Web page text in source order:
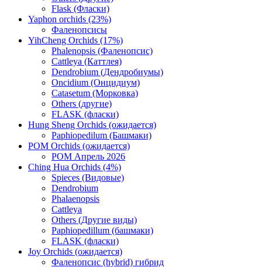
Flask (Фласки)
Yaphon orchids (23%)
Фаленопсисы
YihCheng Orchids (17%)
Phalenopsis (Фаленопсис)
Cattleya (Каттлея)
Dendrobium (Дендробиумы)
Oncidium (Онцидиум)
Catasetum (Морковка)
Others (другие)
FLASK (фласки)
Hung Sheng Orchids (ожидается)
Paphiopedilum (Башмаки)
POM Orchids (ожидается)
POM Апрель 2026
Ching Hua Orchids (4%)
Spieces (Видовые)
Dendrobium
Phalaenopsis
Cattleya
Others (Другие виды)
Paphiopedillum (башмаки)
FLASK (фласки)
Joy Orchids (ожидается)
Фаленопсис (hybrid) гибрид